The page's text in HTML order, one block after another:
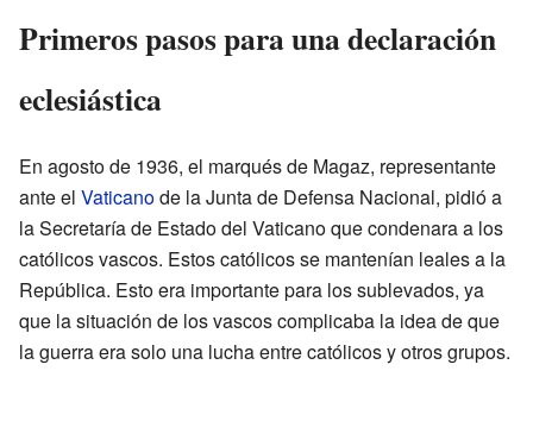
Primeros pasos para una declaración
eclesiástica
En agosto de 1936, el marqués de Magaz, representante
ante el Vaticanode la Junta de Defensa Nacional, pidió a
la Secretaría de Estado del Vaticano que condenara a los
católicos vascos. Estos católicos se mantenían leales a la
República. Esto era importante para los sublevados, ya
que la situación de los vascos complicaba la idea de que
la guerra era solo una lucha entre católicos y otros grupos.